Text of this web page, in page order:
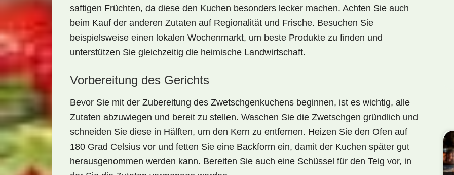
saftigen Früchten, da diese den Kuchen besonders lecker machen. Achten Sie auch
beim Kauf der anderen Zutaten auf Regionalität und Frische. Besuchen Sie
beispielsweise einen lokalen Wochenmarkt, um beste Produkte zu finden und
unterstützen Sie gleichzeitig die heimische Landwirtschaft.
Vorbereitung des Gerichts
Bevor Sie mit der Zubereitung des Zwetschgenkuchens beginnen, ist es wichtig, alle
Zutaten abzuwiegen und bereit zu stellen. Waschen Sie die Zwetschgen gründlich und
schneiden Sie diese in Hälften, um den Kern zu entfernen. Heizen Sie den Ofen auf
180 Grad Celsius vor und fetten Sie eine Backform ein, damit der Kuchen später gut
herausgenommen werden kann. Bereiten Sie auch eine Schüssel für den Teig vor, in